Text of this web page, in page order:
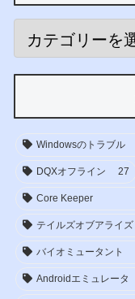
Windowsのトラブル
DQXオフライン 27
Core Keeper
テイルズオブアライズ
バイオミュータント
Androidエミュレータ